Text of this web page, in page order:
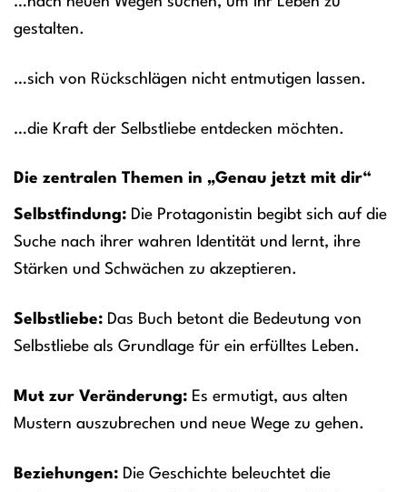
gestalten.
…sich von Rückschlägen nicht entmutigen lassen.
…die Kraft der Selbstliebe entdecken möchten.
Die zentralen Themen in „Genau jetzt mit dir“
Selbstfindung: Die Protagonistin begibt sich auf die
Suche nach ihrer wahren Identität und lernt, ihre
Stärken und Schwächen zu akzeptieren.
Selbstliebe: Das Buch betont die Bedeutung von
Selbstliebe als Grundlage für ein erfülltes Leben.
Mut zur Veränderung: Es ermutigt, aus alten
Mustern auszubrechen und neue Wege zu gehen.
Beziehungen: Die Geschichte beleuchtet die